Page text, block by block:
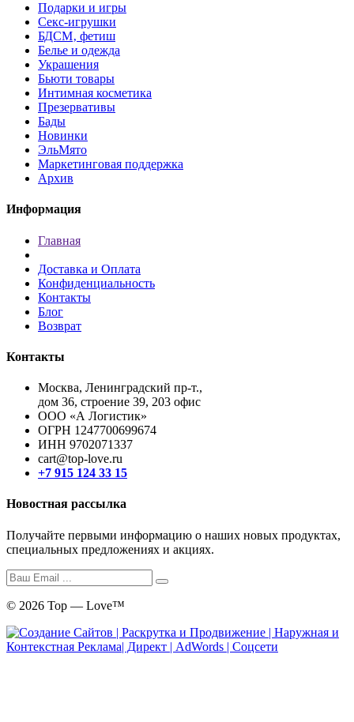
Подарки и игры
Секс-игрушки
БДСМ‚ фетиш
Белье и одежда
Украшения
Бьюти товары
Интимная косметика
Презервативы
Бады
Новинки
ЭльМято
Маркетинговая поддержка
Архив
Информация
Главная
Доставка и Оплата
Конфиденциальность
Контакты
Блог
Возврат
Контакты
Москва, Ленинградский пр-т.,
дом 36, строение 39, 203 офис
ООО «А Логистик»
ОГРН 1247700699674
ИНН 9702071337
cart@top-love.ru
+7 915 124 33 15
Новостная рассылка
Получайте первыми информацию о наших новых продуктах,
специальных предложениях и акциях.
© 2026 Top — Love™